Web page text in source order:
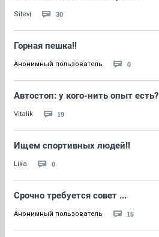
Silevi 30
Горная пешка!!
Анонимный пользователь 0
Автостоп: у кого-нить опыт есть?
Vitalik 19
Ищем спортивных людей!!
Lika 0
Срочно требуется совет ...
Анонимный пользователь 15